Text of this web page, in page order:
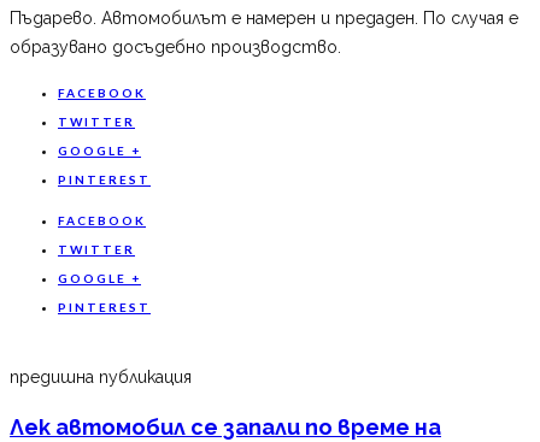
Пъдарево. Автомобилът е намерен и предаден. По случая е
образувано досъдебно производство.
FACEBOOK
TWITTER
GOOGLE +
PINTEREST
FACEBOOK
TWITTER
GOOGLE +
PINTEREST
предишна публикация
Лек автомобил се запали по време на